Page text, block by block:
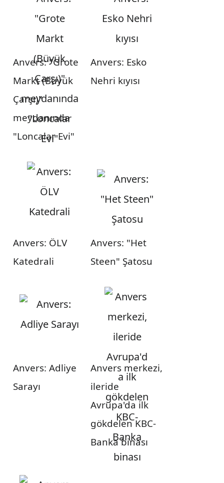
Anvers: "Grote
Markt (Büyük
Çarşı)"
meydanında
"Loncalar Evi"
Anvers: Esko
Nehri kıyısı
Anvers: ÖLV
Katedrali
Anvers: "Het
Steen" Şatosu
Anvers: Adliye
Sarayı
Anvers merkezi,
ileride
Avrupa'da ilk
gökdelen KBC-
Banka binası